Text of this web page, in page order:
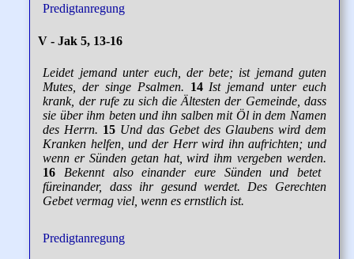
Predigtanregung
V - Jak 5, 13-16
Leidet jemand unter euch, der bete; ist jemand guten
Mutes, der singe Psalmen. 14 Ist jemand unter euch
krank, der rufe zu sich die Ältesten der Gemeinde, dass
sie über ihm beten und ihn salben mit Öl in dem Namen
des Herrn. 15 Und das Gebet des Glaubens wird dem
Kranken helfen, und der Herr wird ihn aufrichten; und
wenn er Sünden getan hat, wird ihm vergeben werden.
16 Bekennt also einander eure Sünden und betet
füreinander, dass ihr gesund werdet. Des Gerechten
Gebet vermag viel, wenn es ernstlich ist.
Predigtanregung